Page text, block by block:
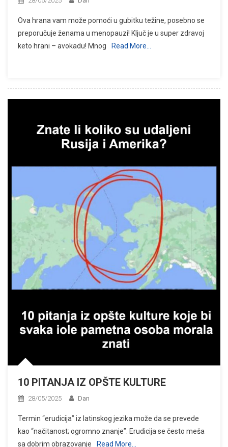
Ova hrana vam može pomoći u gubitku težine, posebno se
preporučuje ženama u menopauzi! Ključ je u super zdravoj
keto hrani – avokadu! Mnog
Read More…
10 PITANJA IZ OPŠTE KULTURE
28/05/2025 Dan
Termin “erudicija” iz latinskog jezika može da se prevede
kao “načitanost; ogromno znanje”. Erudicija se često meša
sa dobrim obrazovanje
Read More…